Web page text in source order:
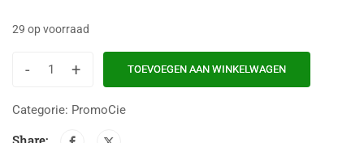
29 op voorraad
- + TOEVOEGEN AAN WINKELWAGEN
Categorie: PromoCie